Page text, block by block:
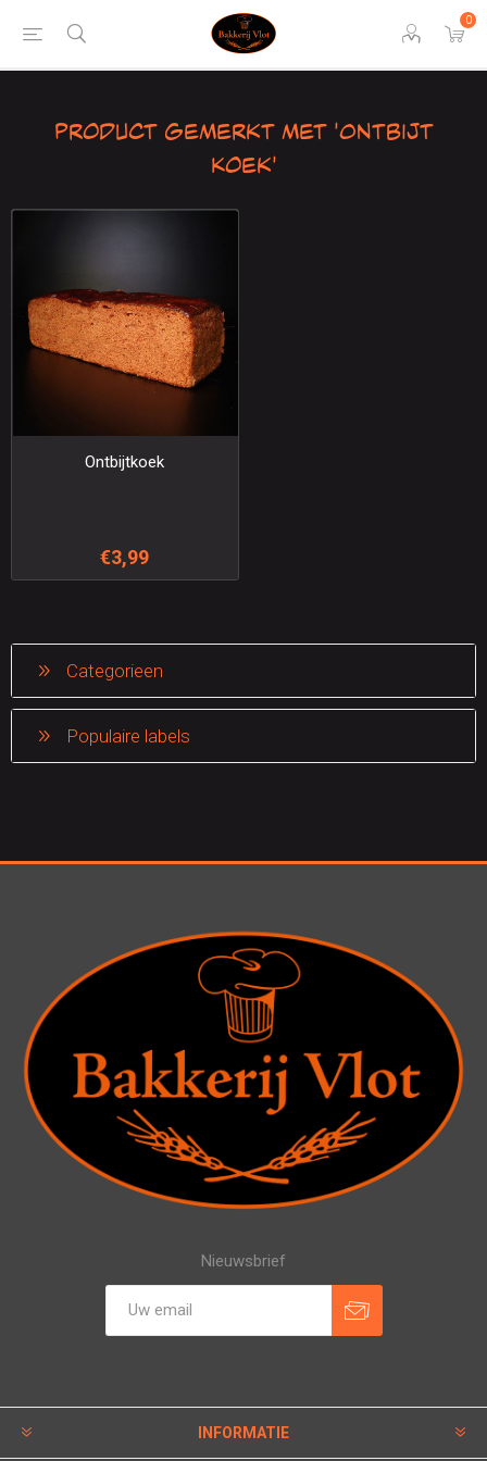
0
Product gemerkt met 'Ontbijt
Koek'
Ontbijtkoek
€3,99
Categorieen
Populaire labels
Nieuwsbrief
INFORMATIE